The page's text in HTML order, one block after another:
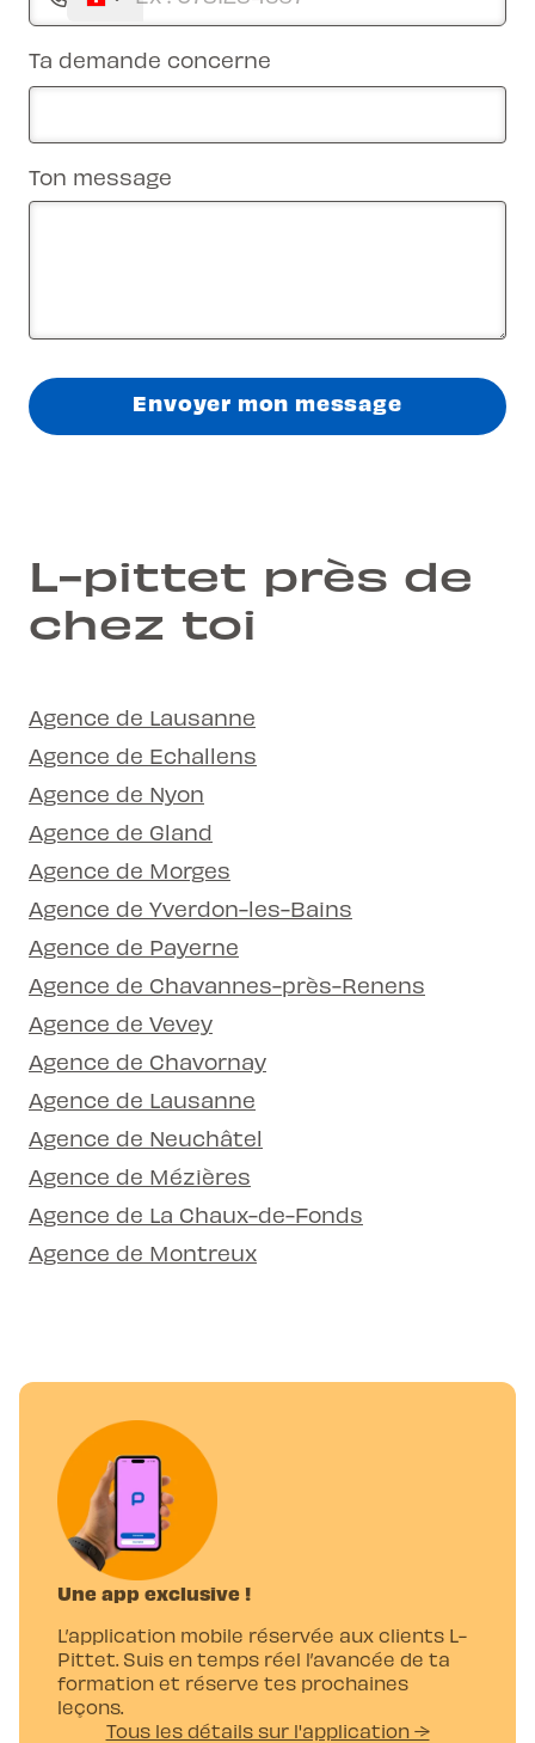
Ta demande concerne
Ton message
Envoyer mon message
L-pittet près de
chez toi
Agence de Lausanne
Agence de Echallens
Agence de Nyon
Agence de Gland
Agence de Morges
Agence de Yverdon-les-Bains
Agence de Payerne
Agence de Chavannes-près-Renens
Agence de Vevey
Agence de Chavornay
Agence de Lausanne
Agence de Neuchâtel
Agence de Mézières
Agence de La Chaux-de-Fonds
Agence de Montreux
Une app exclusive !
L’application mobile réservée aux clients L-
Pittet. Suis en temps réel l’avancée de ta
formation et réserve tes prochaines
leçons.
Tous les détails sur l'application →